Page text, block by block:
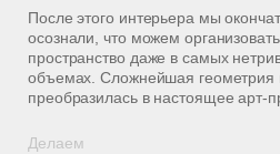
После этого интерьера мы
осознали, что можем
пространство даже в самых
объемах. Сложнейшая геометрия
преобразилась в настоящее арт-
Делаем